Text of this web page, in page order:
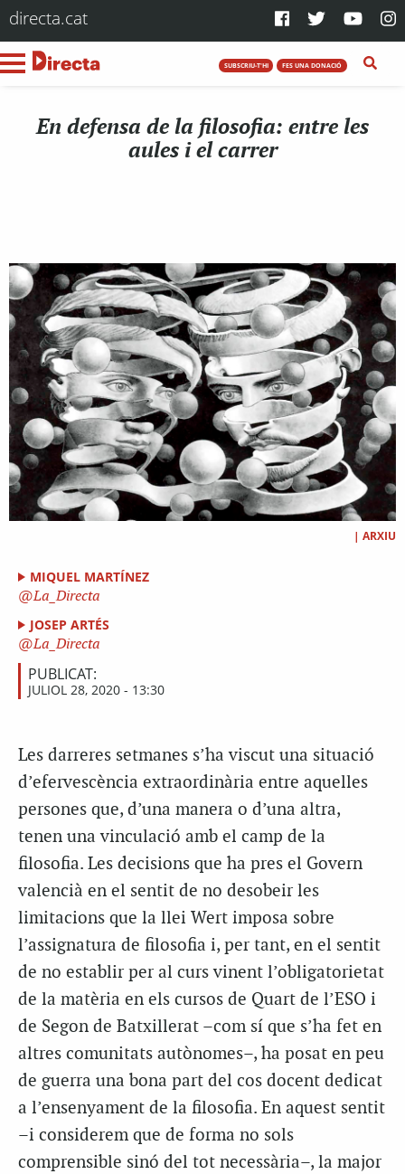
directa.cat
SUBSCRIU-T'HI FES UNA DONACIÓ
En defensa de la filosofia: entre les
aules i el carrer
| ARXIU
MIQUEL MARTÍNEZ
La_Directa
JOSEP ARTÉS
La_Directa
PUBLICAT:
JULIOL 28, 2020 - 13:30
Les darreres setmanes s’ha viscut una situació
d’efervescència extraordinària entre aquelles
persones que, d’una manera o d’una altra,
tenen una vinculació amb el camp de la
filosofia. Les decisions que ha pres el Govern
valencià en el sentit de no desobeir les
limitacions que la llei Wert imposa sobre
l’assignatura de filosofia i, per tant, en el sentit
de no establir per al curs vinent l’obligatorietat
de la matèria en els cursos de Quart de l’ESO i
de Segon de Batxillerat –com sí que s’ha fet en
altres comunitats autònomes–, ha posat en peu
de guerra una bona part del cos docent dedicat
a l’ensenyament de la filosofia. En aquest sentit
–i considerem que de forma no sols
comprensible sinó del tot necessària–, la major